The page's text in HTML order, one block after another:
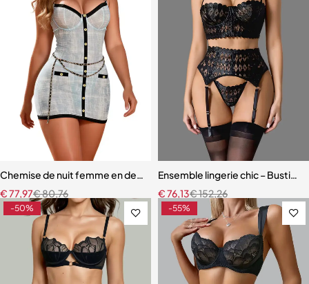
Chemise de nuit femme en dentelle bleue – Babydoll avec
€80,76
€77,97
Ensemble lingerie chic –
€152,26
€76,13
-50% -55%